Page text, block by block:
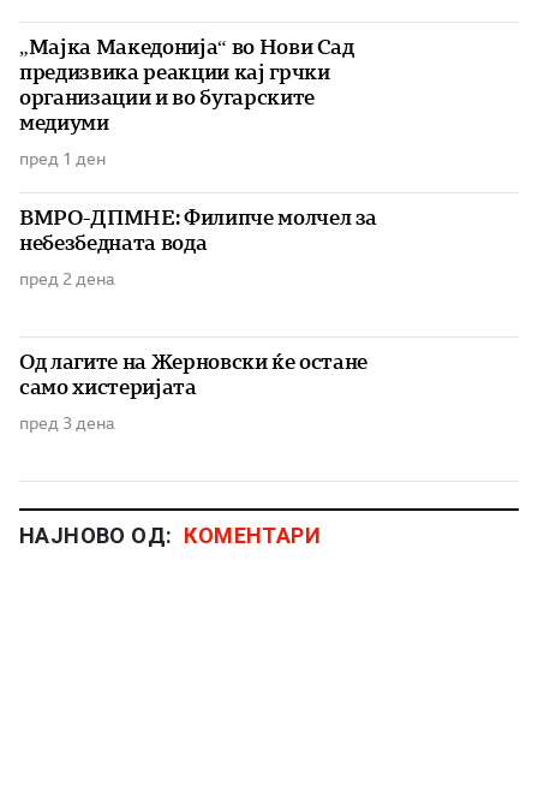
„Мајка Македонија“ во Нови Сад
предизвика реакции кај грчки
организации и во бугарските
медиуми
пред 1 ден
ВМРО-ДПМНЕ: Филипче молчел за
небезбедната вода
пред 2 дена
Од лагите на Жерновски ќе остане
само хистеријата
пред 3 дена
НАЈНОВО ОД: КОМЕНТАРИ